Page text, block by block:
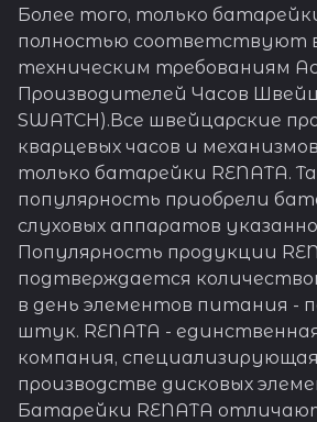
Более того, только
полностью соответствуют
техническим требованиям
Производителей Часов
SWATCH).Все швейцарские
кварцевых часов и
только батарейки RENATA.
популярность приобрели
слуховых аппаратов
Популярность продукции
подтверждается
в день элементов питания -
штук. RENATA -
компания,
производстве дисковых
Батарейки RENATA